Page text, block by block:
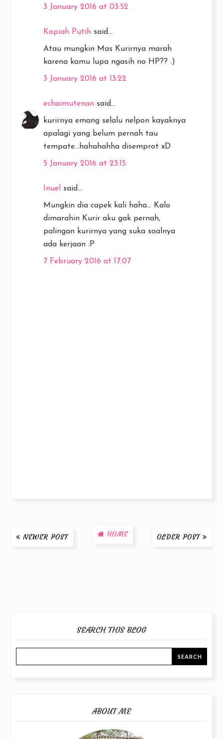
3 January 2016 at 03:52
Kopiah Putih said...
Atau mungkin Mas Kurirnya marah
karena kamu lupa ngasih no HP?? :)
3 January 2016 at 13:22
echaimutenan said...
kurirnya emang selalu nelpon kayaknya
apalagi yang belum pernah tau
tempate...hahahahha disemprot xD
5 January 2016 at 23:15
Inuel said...
Mungkin dia capek kali haha... Kalo
dimarahin Kurir aku gak pernah,
palingan kurirnya yang suka soalnya
ada kerjaan :P
7 February 2016 at 17:07
NEWER POST OLDER POST
HOME
SEARCH THIS BLOG
ABOUT ME